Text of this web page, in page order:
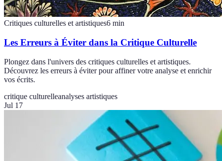
Critiques culturelles et artistiques6 min
Les Erreurs à Éviter dans la Critique Culturelle
Plongez dans l'univers des critiques culturelles et artistiques.
Découvrez les erreurs à éviter pour affiner votre analyse et enrichir
vos écrits.
critique culturelleanalyses artistiques
Jul 17